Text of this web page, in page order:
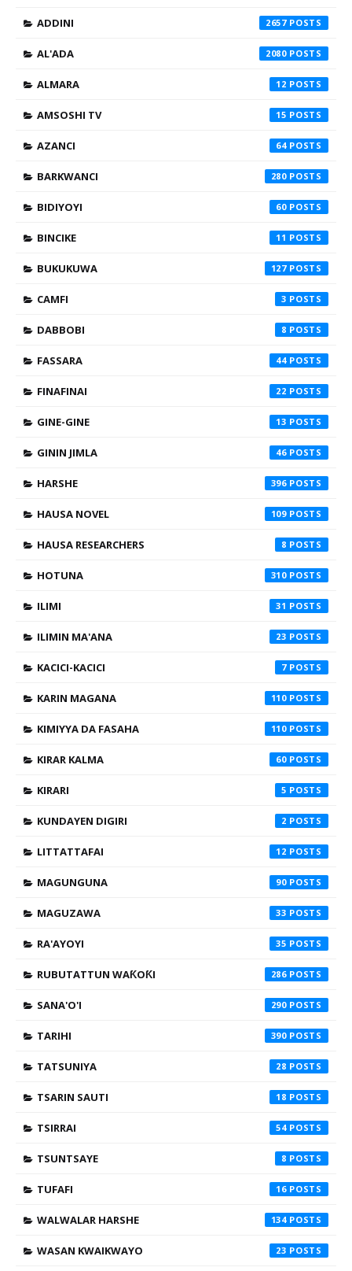
ADDINI 2657
AL'ADA 2080
ALMARA 12
AMSOSHI TV 15
AZANCI 64
BARKWANCI 280
BIDIYOYI 60
BINCIKE 11
BUKUKUWA 127
CAMFI 3
DABBOBI 8
FASSARA 44
FINAFINAI 22
GINE-GINE 13
GININ JIMLA 46
HARSHE 396
HAUSA NOVEL 109
HAUSA RESEARCHERS 8
HOTUNA 310
ILIMI 31
ILIMIN MA'ANA 23
KACICI-KACICI 7
KARIN MAGANA 110
KIMIYYA DA FASAHA 110
KIRAR KALMA 60
KIRARI 5
KUNDAYEN DIGIRI 2
LITTATTAFAI 12
MAGUNGUNA 90
MAGUZAWA 33
RA'AYOYI 35
RUBUTATTUN WAƘOƘI 286
SANA'O'I 290
TARIHI 390
TATSUNIYA 28
TSARIN SAUTI 18
TSIRRAI 54
TSUNTSAYE 8
TUFAFI 16
WALWALAR HARSHE 134
WASAN KWAIKWAYO 23